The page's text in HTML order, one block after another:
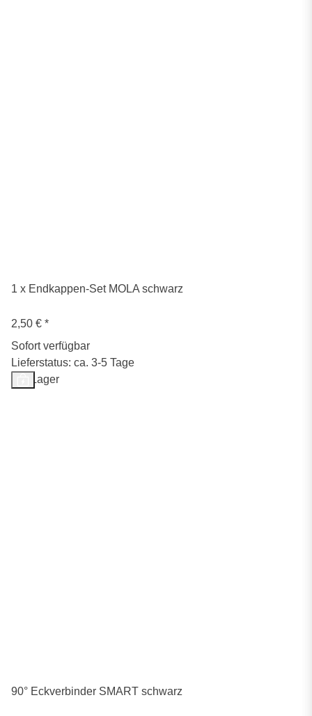
1 x Endkappen-Set MOLA schwarz
2,50 € *
Sofort verfügbar
Lieferstatus: ca. 3-5 Tage
Auf Lager
90° Eckverbinder SMART schwarz